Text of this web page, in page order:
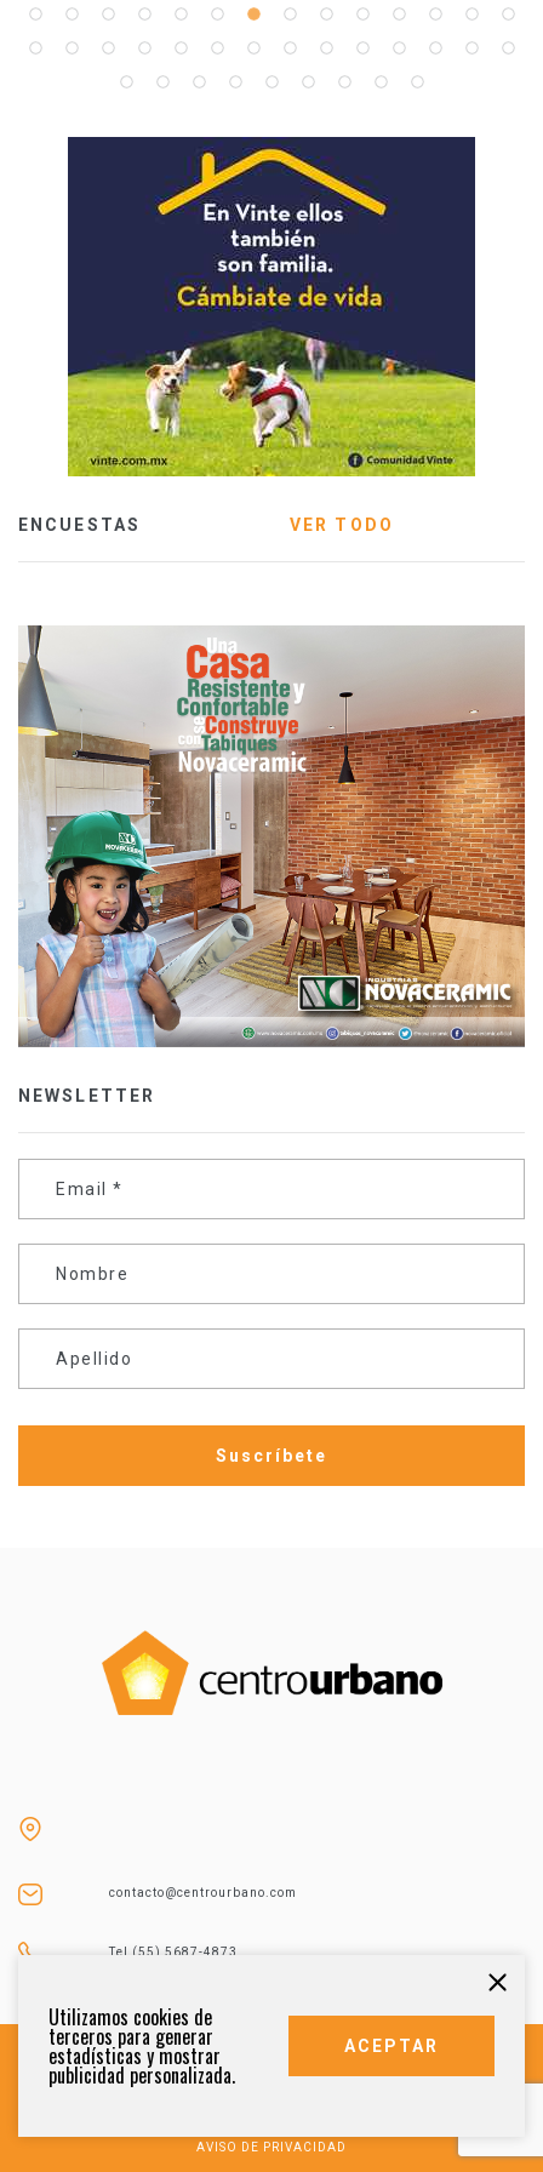
ENCUESTAS VER TODO
NEWSLETTER
Email *
Nombre
Apellido
contacto@centrourbano.com
Tel (55) 5687-4873
AVISO DE PRIVACIDAD
Utilizamos cookies de
terceros para generar
estadísticas y mostrar
publicidad personalizada.
ACEPTAR